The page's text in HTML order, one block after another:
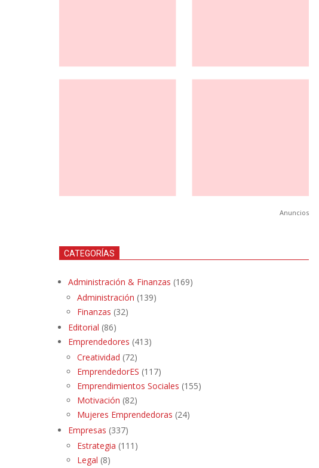
Anuncios
CATEGORÍAS
Administración & Finanzas (169)
Administración (139)
Finanzas (32)
Editorial (86)
Emprendedores (413)
Creatividad (72)
EmprendedorES (117)
Emprendimientos Sociales (155)
Motivación (82)
Mujeres Emprendedoras (24)
Empresas (337)
Estrategia (111)
Legal (8)